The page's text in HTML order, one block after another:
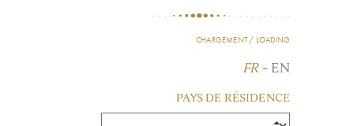
CHARGEMENT / LOADING
FR - EN
PAYS DE RÉSIDENCE